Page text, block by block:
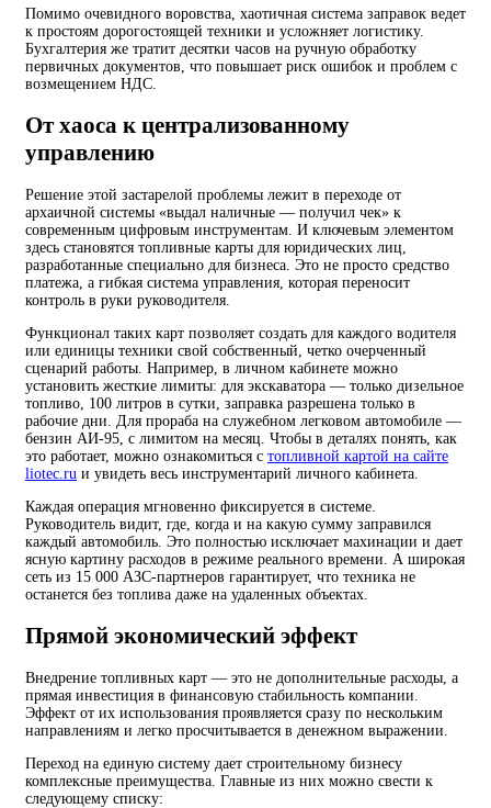
Помимо очевидного воровства, хаотичная система заправок ведет
к простоям дорогостоящей техники и усложняет логистику.
Бухгалтерия же тратит десятки часов на ручную обработку
первичных документов, что повышает риск ошибок и проблем с
возмещением НДС.
От хаоса к централизованному
управлению
Решение этой застарелой проблемы лежит в переходе от
архаичной системы «выдал наличные — получил чек» к
современным цифровым инструментам. И ключевым элементом
здесь становятся топливные карты для юридических лиц,
разработанные специально для бизнеса. Это не просто средство
платежа, а гибкая система управления, которая переносит
контроль в руки руководителя.
Функционал таких карт позволяет создать для каждого водителя
или единицы техники свой собственный, четко очерченный
сценарий работы. Например, в личном кабинете можно
установить жесткие лимиты: для экскаватора — только дизельное
топливо, 100 литров в сутки, заправка разрешена только в
рабочие дни. Для прораба на служебном легковом автомобиле —
бензин АИ-95, с лимитом на месяц. Чтобы в деталях понять, как
это работает, можно ознакомиться с топливной картой на сайте
liotec.ru и увидеть весь инструментарий личного кабинета.
Каждая операция мгновенно фиксируется в системе.
Руководитель видит, где, когда и на какую сумму заправился
каждый автомобиль. Это полностью исключает махинации и дает
ясную картину расходов в режиме реального времени. А широкая
сеть из 15 000 АЗС-партнеров гарантирует, что техника не
останется без топлива даже на удаленных объектах.
Прямой экономический эффект
Внедрение топливных карт — это не дополнительные расходы, а
прямая инвестиция в финансовую стабильность компании.
Эффект от их использования проявляется сразу по нескольким
направлениям и легко просчитывается в денежном выражении.
Переход на единую систему дает строительному бизнесу
комплексные преимущества. Главные из них можно свести к
следующему списку: